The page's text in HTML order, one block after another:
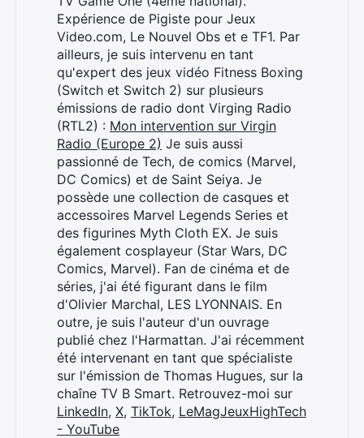
Expérience de Pigiste pour Jeux
Video.com, Le Nouvel Obs et e TF1. Par
ailleurs, je suis intervenu en tant
qu'expert des jeux vidéo Fitness Boxing
(Switch et Switch 2) sur plusieurs
émissions de radio dont Virging Radio
(RTL2) : Mon intervention sur Virgin
Radio (Europe 2) Je suis aussi
passionné de Tech, de comics (Marvel,
DC Comics) et de Saint Seiya. Je
possède une collection de casques et
accessoires Marvel Legends Series et
des figurines Myth Cloth EX. Je suis
également cosplayeur (Star Wars, DC
Comics, Marvel). Fan de cinéma et de
séries, j'ai été figurant dans le film
d'Olivier Marchal, LES LYONNAIS. En
outre, je suis l'auteur d'un ouvrage
publié chez l'Harmattan. J'ai récemment
été intervenant en tant que spécialiste
sur l'émission de Thomas Hugues, sur la
chaîne TV B Smart. Retrouvez-moi sur
LinkedIn, X, TikTok, LeMagJeuxHighTech
- YouTube